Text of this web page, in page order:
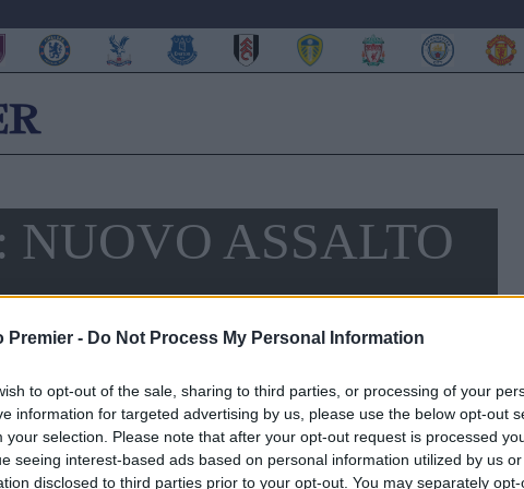
Premier - Do Not Process My Personal Information
to opt-out of the sale, sharing to third parties, or processing of your
information for targeted advertising by us, please use the below opt-out
your selection. Please note that after your opt-out request is processed
seeing interest-based ads based on personal information utilized by us
disclosed to third parties prior to your opt-out. You may separately
ASSALTO